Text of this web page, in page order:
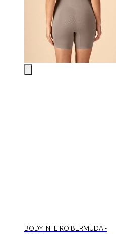
BODY INTEIRO BERMUDA -